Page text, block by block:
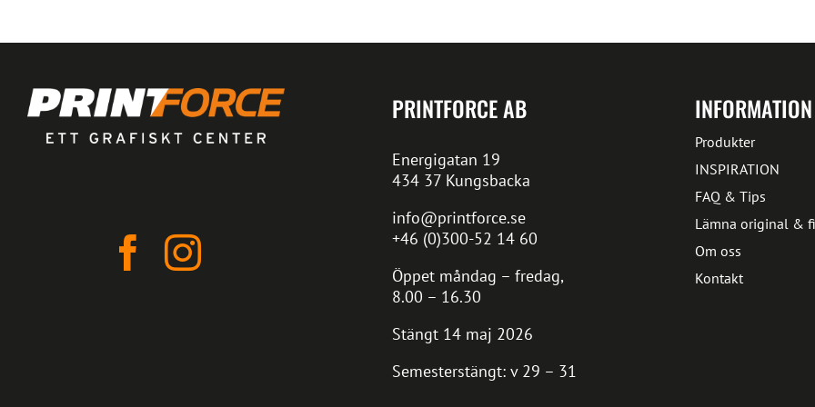
PRINTFORCE AB
Energigatan 19
434 37 Kungsbacka
info@printforce.se
+46 (0)300-52 14 60
Öppet måndag – fredag,
8.00 – 16.30
Stängt 14 maj 2026
Semesterstängt: v 29 – 31
INFORMATION
Produkter
INSPIRATION
FAQ & Tips
Lämna original &
Om oss
Kontakt